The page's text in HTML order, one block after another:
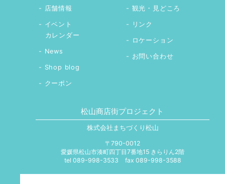
店舗情報
イベント
カレンダー
News
Shop blog
クーポン
観光・見どころ
リンク
ロケーション
お問い合わせ
松山商店街プロジェクト
株式会社まちづくり松山
〒790-0012
愛媛県松山市湊町四丁目7番地15 きらりん2階
tel 089-998-3533
fax 089-998-3588